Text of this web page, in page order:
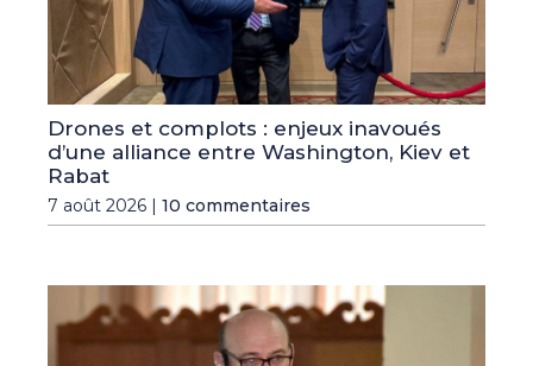
Drones et complots : enjeux inavoués
d’une alliance entre Washington, Kiev et
Rabat
7 août 2026 | 10 commentaires